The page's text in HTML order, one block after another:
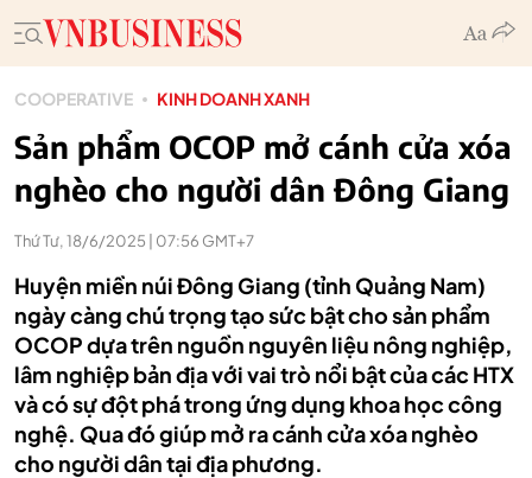
COOPERATIVE KINH DOANH XANH
Sản phẩm OCOP mở cánh cửa xóa
nghèo cho người dân Đông Giang
Thứ Tư, 18/6/2025 | 07:56 GMT+7
Huyện miền núi Đông Giang (tỉnh Quảng Nam)
ngày càng chú trọng tạo sức bật cho sản phẩm
OCOP dựa trên nguồn nguyên liệu nông nghiệp,
lâm nghiệp bản địa với vai trò nổi bật của các HTX
và có sự đột phá trong ứng dụng khoa học công
nghệ. Qua đó giúp mở ra cánh cửa xóa nghèo
cho người dân tại địa phương.